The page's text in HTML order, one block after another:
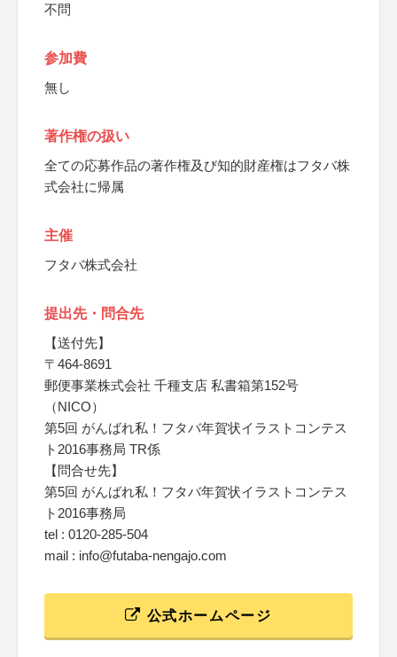
不問
参加費
無し
著作権の扱い
全ての応募作品の著作権及び知的財産権はフタバ株
式会社に帰属
主催
フタバ株式会社
提出先・問合先
【送付先】
〒464-8691
郵便事業株式会社 千種支店 私書箱第152号
（NICO）
第5回 がんばれ私！フタバ年賀状イラストコンテス
ト2016事務局 TR係
【問合せ先】
第5回 がんばれ私！フタバ年賀状イラストコンテス
ト2016事務局
tel : 0120-285-504
mail : info@futaba-nengajo.com
公式ホームページ